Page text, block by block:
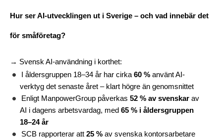
Hur ser AI-utvecklingen ut i Sverige – och vad innebär det
för småföretag?
→ Svensk AI-användning i korthet:
I åldersgruppen 18–34 år har cirka 60 % använt AI-
verktyg det senaste året – klart högre än genomsnittet
Enligt ManpowerGroup påverkas 52 % av svenskar av
AI i dagens arbetsvardag, med 65 % i åldersgruppen
18–24 år
SCB rapporterar att 25 % av svenska kontorsarbetare